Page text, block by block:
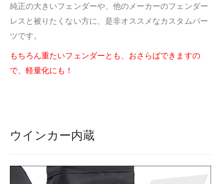
純正の大きいフェンダーや、他のメーカーのフェンダー
レスと被りたくない方に、是非オススメなカスタムパー
ツです。
もちろん重たいフェンダーとも、おさらばできますの
で、軽量化にも！
ウインカー内蔵